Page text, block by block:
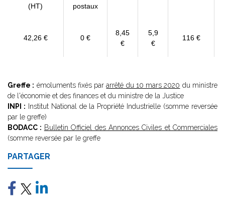
(HT)
postaux
42,26 € 0 €
8,45
€
5,9
€
116 €
Greffe : émoluments fixés pararrêté du 10 mars 2020 du ministre
de l'économie et des finances et du ministre de la Justice
INPI : Institut National de la Propriété Industrielle (somme reversée
par le greffe)
BODACC : Bulletin Officiel des Annonces Civiles et Commerciales
(somme reversée par le greffe
PARTAGER